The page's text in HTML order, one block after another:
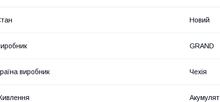
Новий
GRAND
виробник Чехія